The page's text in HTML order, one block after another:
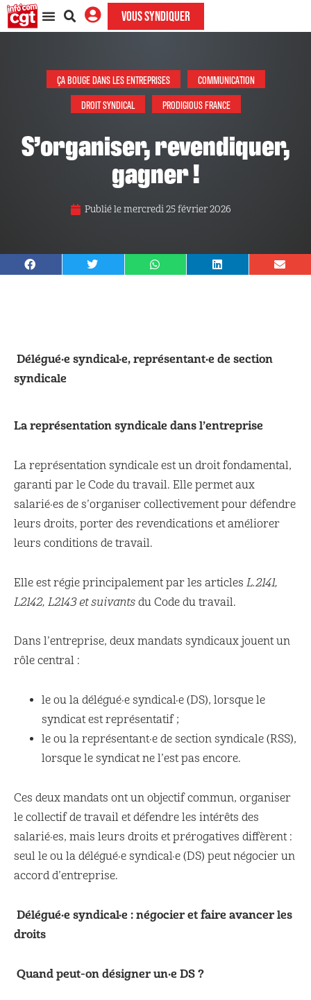
VOUS SYNDIQUER
ÇA BOUGE DANS LES ENTREPRISES
COMMUNICATION
DROIT SYNDICAL
PRODIGIOUS FRANCE
S’organiser, revendiquer,
gagner !
Publié lemercredi 25 février 2026
Délégué·e syndical·e, représentant·e de section
syndicale
La représentation syndicale dans l’entreprise
La représentation syndicale est un droit fondamental,
garanti par le Code du travail. Elle permet aux
salarié·es de s’organiser collectivement pour défendre
leurs droits, porter des revendications et améliorer
leurs conditions de travail.
Elle est régie principalement par les articles L.2141,
L2142, L2143 et suivants du Code du travail.
Dans l’entreprise, deux mandats syndicaux jouent un
rôle central :
le ou la délégué·e syndical·e (DS), lorsque le
syndicat est représentatif ;
le ou la représentant·e de section syndicale (RSS),
lorsque le syndicat ne l’est pas encore.
Ces deux mandats ont un objectif commun, organiser
le collectif de travail et défendre les intérêts des
salarié·es, mais leurs droits et prérogatives diffèrent :
seul le ou la délégué·e syndical·e (DS) peut négocier un
accord d’entreprise.
Délégué·e syndical·e : négocier et faire avancer les
droits
Quand peut-on désigner un·e DS ?